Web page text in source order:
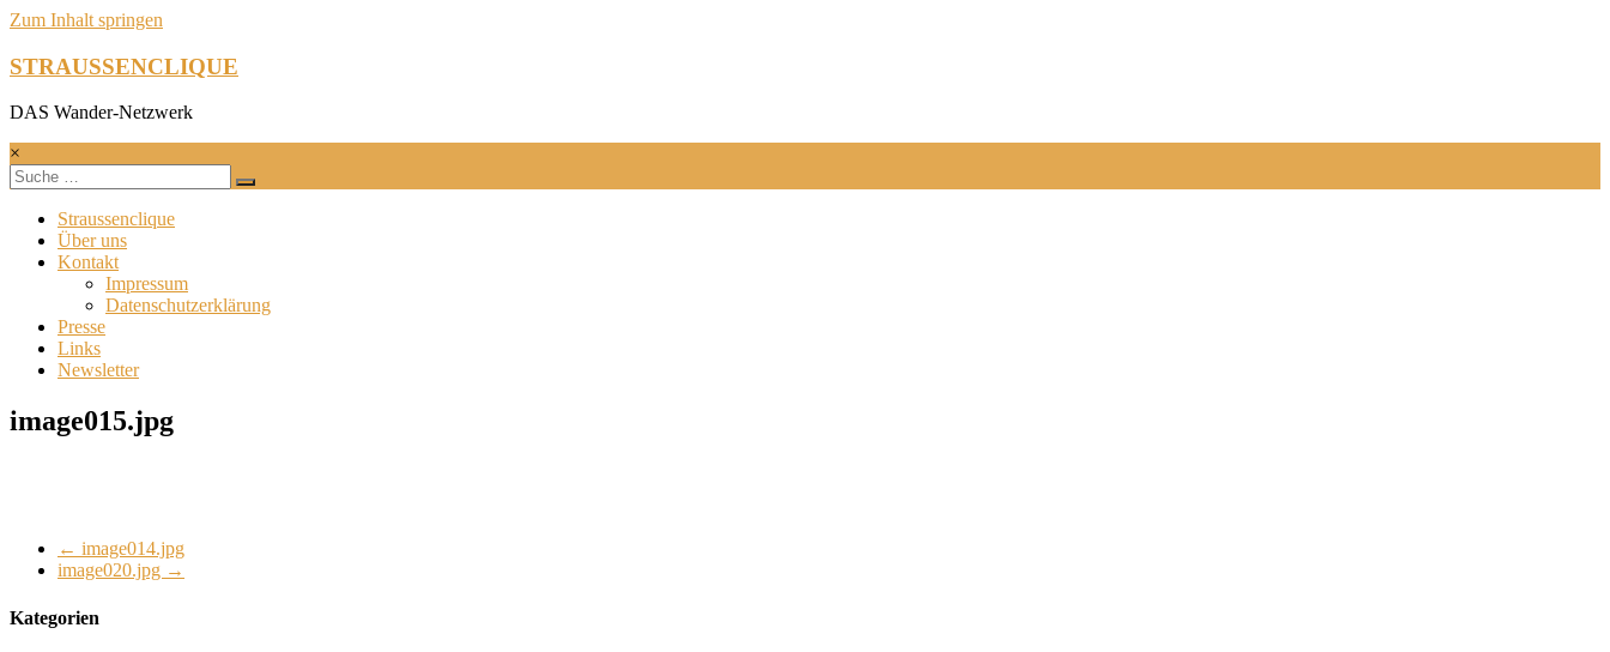
Zum Inhalt springen
STRAUSSENCLIQUE
DAS Wander-Netzwerk
×
Straussenclique
Über uns
Kontakt
Impressum
Datenschutzerklärung
Presse
Links
Newsletter
image015.jpg
← image014.jpg
image020.jpg →
Kategorien